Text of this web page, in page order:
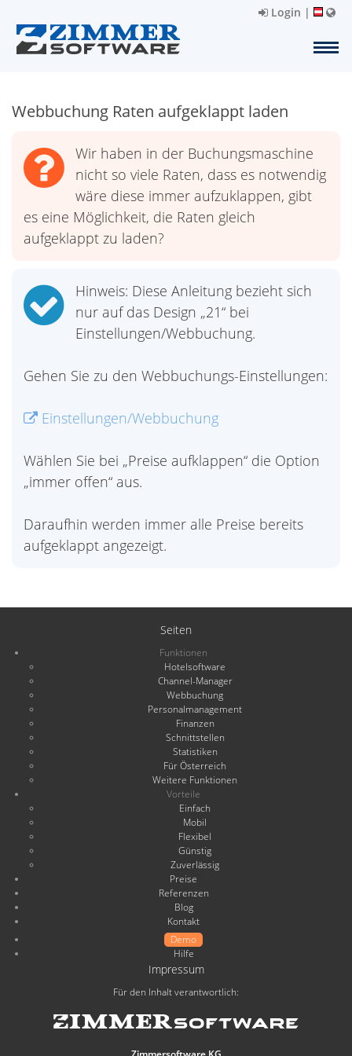
Login |
Webbuchung Raten aufgeklappt laden
Wir haben in der Buchungsmaschine
nicht so viele Raten, dass es notwendig
wäre diese immer aufzuklappen, gibt
es eine Möglichkeit, die Raten gleich
aufgeklappt zu laden?
Hinweis: Diese Anleitung bezieht sich
nur auf das Design „21“ bei
Einstellungen/Webbuchung.
Gehen Sie zu den Webbuchungs-Einstellungen:
Einstellungen/Webbuchung
Wählen Sie bei „Preise aufklappen“ die Option
„immer offen“ aus.
Daraufhin werden immer alle Preise bereits
aufgeklappt angezeigt.
Seiten
Funktionen
Hotelsoftware
Channel-Manager
Webbuchung
Personalmanagement
Finanzen
Schnittstellen
Statistiken
Für Österreich
Weitere Funktionen
Vorteile
Einfach
Mobil
Flexibel
Günstig
Zuverlässig
Preise
Referenzen
Blog
Kontakt
Demo
Hilfe
Impressum
Für den Inhalt verantwortlich: